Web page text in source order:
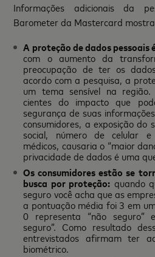
Informações adicionais da
Barometer da Mastercard
A proteção de dados
com o aumento da
preocupação de ter os
acordo com a pesquisa, a
um tema sensível na região.
cientes do impacto que
segurança de suas
consumidores, a exposição do
social, número de celular
médicos, causaria o “maior
privacidade de dados é uma
Os consumidores estão se
busca por proteção: quando
seguro você acha que as
a pontuação média foi 3 em
0 representa “não seguro”
seguro”. Como resultado
entrevistados afirmam ter
biométrico.